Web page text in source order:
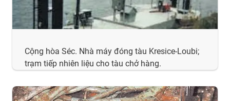
Cộng hòa Séc. Nhà máy đóng tàu Kresice-Loubi;
trạm tiếp nhiên liệu cho tàu chở hàng.